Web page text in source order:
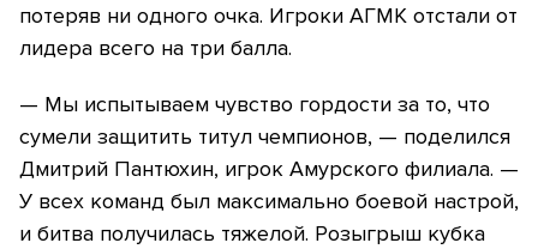
потеряв ни одного очка. Игроки АГМК отстали от
лидера всего на три балла.
— Мы испытываем чувство гордости за то, что
сумели защитить титул чемпионов, — поделился
Дмитрий Пантюхин, игрок Амурского филиала. —
У всех команд был максимально боевой настрой,
и битва получилась тяжелой. Розыгрыш кубка